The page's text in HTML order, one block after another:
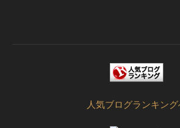
人気ブログランキン